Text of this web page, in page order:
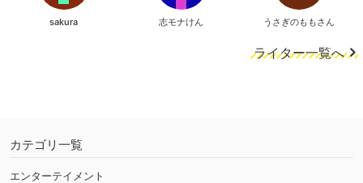
sakura 志モナけん うさぎのももさん
ライター一覧へ
カテゴリ一覧
エンターテイメント